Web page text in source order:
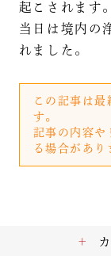
起こされます。
当日は境内の
れました。
この記事は
す。
記事の内容や
る場合があり